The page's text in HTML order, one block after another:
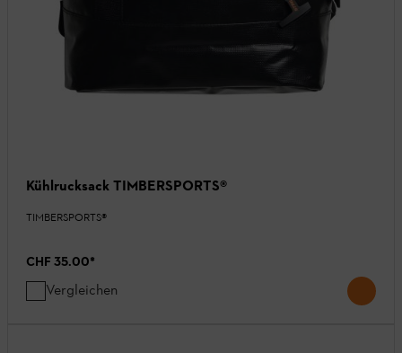
Kühlrucksack TIMBERSPORTS®
TIMBERSPORTS®
CHF 35.00*
Vergleichen